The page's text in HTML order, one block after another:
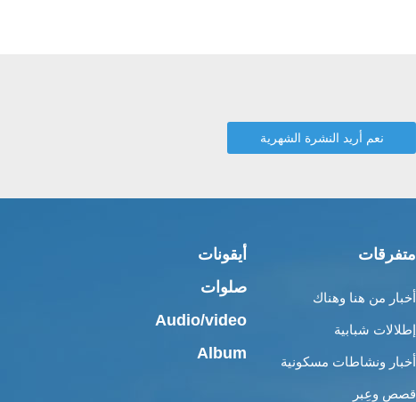
متفرقات
أخبار من هنا وهناك
إطلالات شبابية
أخبار ونشاطات مسكونية
قصص وعِبر
أيقونات
صلوات
Audio/video
Album